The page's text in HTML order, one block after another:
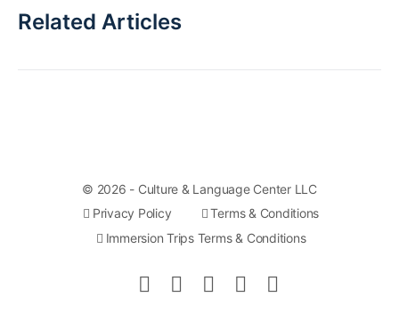
Related Articles
© 2026 - Culture & Language Center LLC
Privacy Policy
Terms & Conditions
Immersion Trips Terms & Conditions